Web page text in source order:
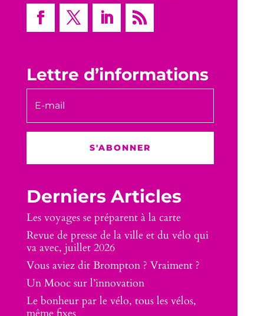
Lettre d’informations
S'ABONNER
Derniers Articles
Les voyages se préparent à la carte
Revue de presse de la ville et du vélo qui
va avec, juillet 2026
Vous aviez dit Brompton ? Vraiment ?
Un Mooc sur l’innovation
Le bonheur par le vélo, tous les vélos,